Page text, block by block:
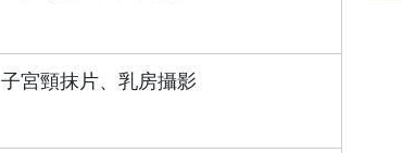
子宮頸抹片、乳房攝影